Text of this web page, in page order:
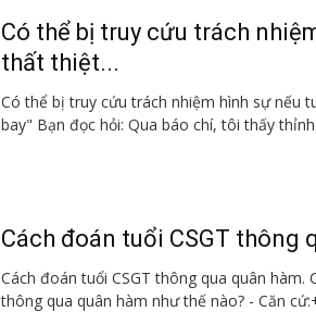
Có thể bị truy cứu trách
thất thiệt...
Có thể bị truy cứu trách nhiệm hình sự nếu
bay" Bạn đọc hỏi: Qua báo chí, tôi thấy
Cách đoán tuổi CSGT thông
Cách đoán tuổi CSGT thông qua quân
thông qua quân hàm như thế nào? - Căn